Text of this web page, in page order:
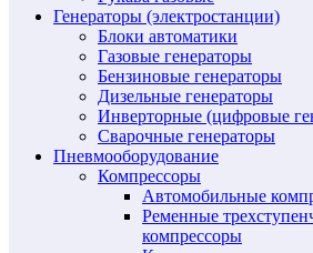
Генераторы (электростанции)
Блоки автоматики
Газовые генераторы
Бензиновые генераторы
Дизельные генераторы
Инверторные (цифровые
Сварочные генераторы
Пневмооборудование
Компрессоры
Автомобильные
Ременные
компрессоры